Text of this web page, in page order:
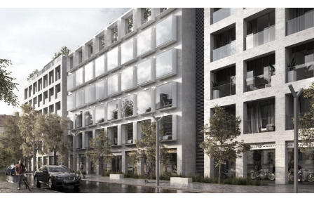
zespół biurowo mieszkalny siennicka